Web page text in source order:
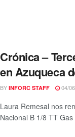
Crónica –
en Azuqueca
BY INFORC STAFF 04/
Laura Remesal nos
Nacional B 1/8 TT